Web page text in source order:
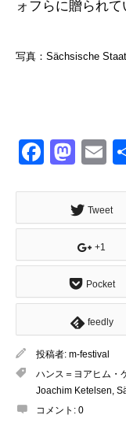
ォフらに贈られて
写真：Sächsische
Tweet
+1
Pocket
feedly
投稿者: m-festival
ハンス＝ヨアヒム・
Joachim Ketelsen,
コメント: 0